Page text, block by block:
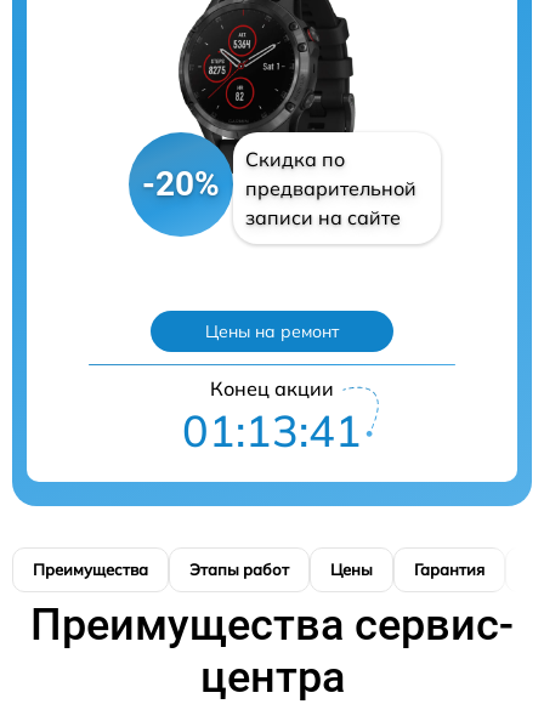
-20%
Скидка по
предварительной
записи на сайте
Цены на ремонт
Конец акции
01:13:40
Преимущества Этапы работ Цены Гарантия
Преимущества сервис-
центра